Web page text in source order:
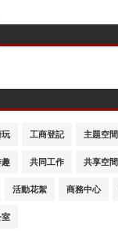
玩 工商登記 主題空間
趣 共同工作 共享空間
活動花絮 商務中心
室